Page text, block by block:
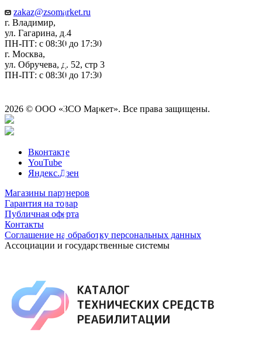
zakaz@zsomarket.ru
г. Владимир,
ул. Гагарина, д.4
ПН-ПТ: с 08:30 до 17:30
г. Москва,
ул. Обручева, д. 52, стр.3
ПН-ПТ: с 08:30 до 17:30
2026 © ООО «ЗСО Маркет». Все права защищены.
Вконтакте
YouTube
Яндекс.Дзен
Магазины партнеров
Гарантия на товар
Публичная оферта
Контакты
Соглашение на обработку персональных данных
Ассоциации и государственные системы